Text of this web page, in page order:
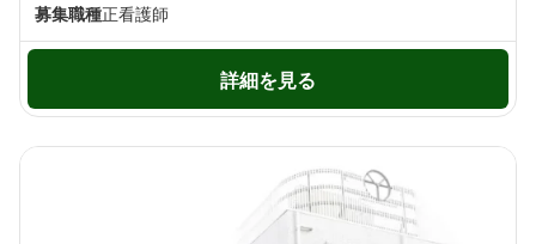
募集職種正看護師
詳細を見る